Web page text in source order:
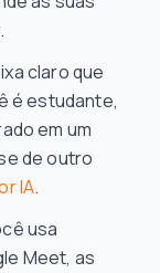
claro que
é estudante,
em um
de outro
IA.
usa
Meet, as